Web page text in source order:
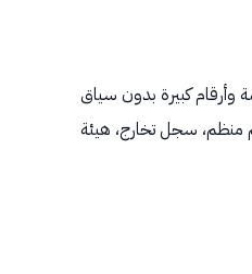
وأرقام كبيرة بدون سياق
منظم، سجل تخارج، هيئة